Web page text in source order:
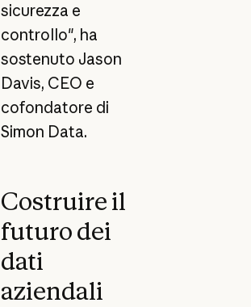
sicurezza e
controllo", ha
sostenuto Jason
Davis, CEO e
cofondatore di
Simon Data.
Costruire il
futuro dei
dati
aziendali